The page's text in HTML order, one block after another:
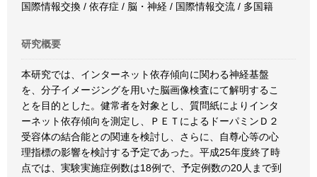
国際情報交換 / 依存症 / 脳・神経 / 国際情報交流 / 多国籍
研究概要
本研究では、インターネット依存傾向に関わる神経基盤
を、分子イメージングを用いた脳画像検査にて解明するこ
とを目的とした。健常者を対象とし、質問紙によりインタ
ーネット依存傾向を測定し、ＰＥＴによるドーパミンＤ２
受容体の結合能との関連を検討し、さらに、自尊心等の心
理指標の影響を検討する予定であった。平成25年度終了時
点では、実験実施症例数は18例で、予定例数の20人まで到